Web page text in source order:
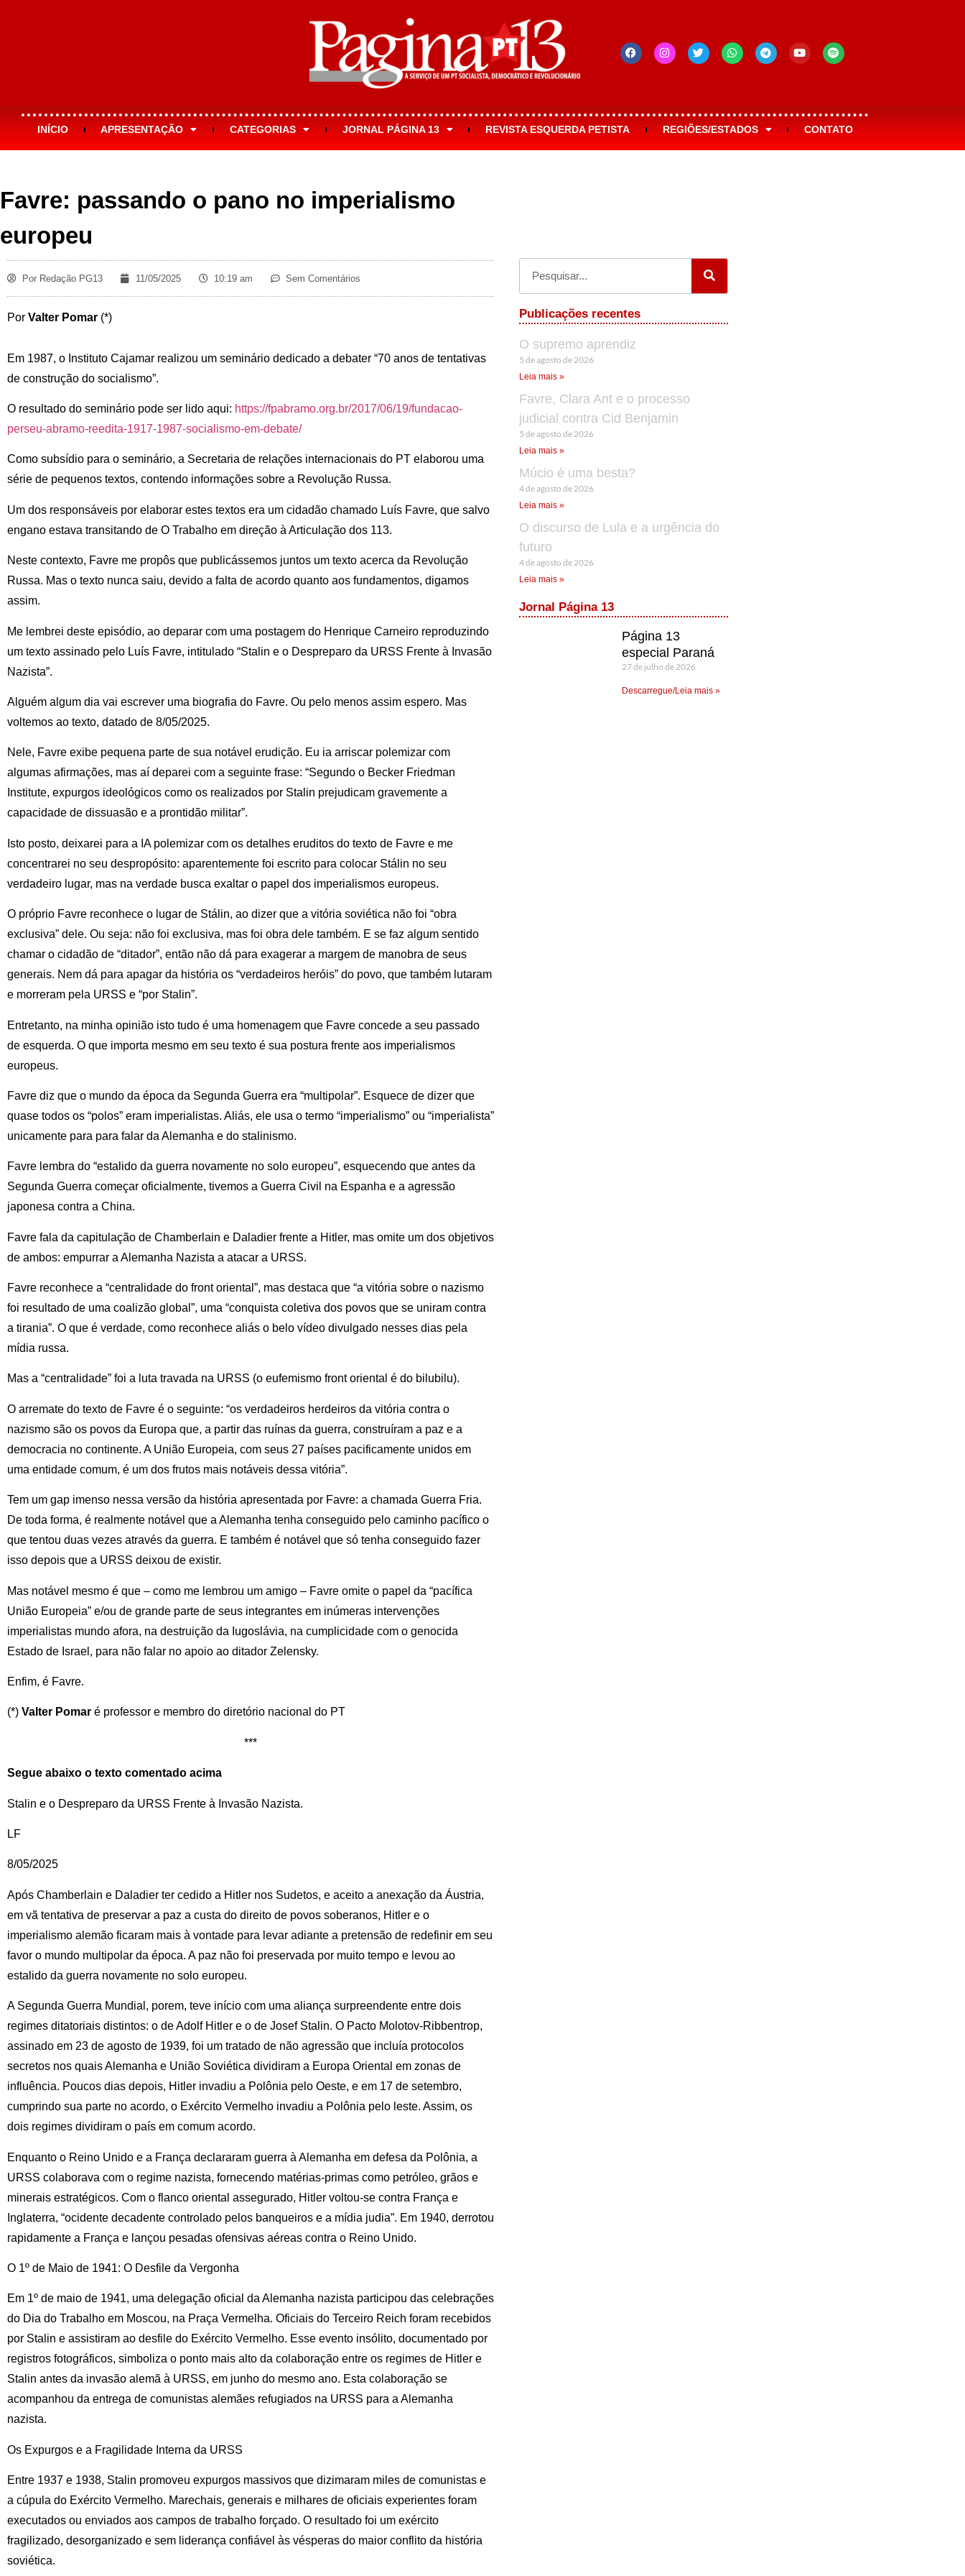
INÍCIO APRESENTAÇÃO CATEGORIAS JORNAL PÁGINA 13 REVISTA ESQUERDA PETISTA REGIÕES/ESTADOS CONTATO
Favre: passando o pano no imperialismo
europeu
Por Redação PG13 11/05/2025 10:19 am Sem Comentários
Por Valter Pomar (*)
Em 1987, o Instituto Cajamar realizou um seminário dedicado a debater “70 anos de tentativas
de construção do socialismo”.
O resultado do seminário pode ser lido aqui: https://fpabramo.org.br/2017/06/19/fundacao-
perseu-abramo-reedita-1917-1987-socialismo-em-debate/
Como subsídio para o seminário, a Secretaria de relações internacionais do PT elaborou uma
série de pequenos textos, contendo informações sobre a Revolução Russa.
Um dos responsáveis por elaborar estes textos era um cidadão chamado Luís Favre, que salvo
engano estava transitando de O Trabalho em direção à Articulação dos 113.
Neste contexto, Favre me propôs que publicássemos juntos um texto acerca da Revolução
Russa. Mas o texto nunca saiu, devido a falta de acordo quanto aos fundamentos, digamos
assim.
Me lembrei deste episódio, ao deparar com uma postagem do Henrique Carneiro reproduzindo
um texto assinado pelo Luís Favre, intitulado “Stalin e o Despreparo da URSS Frente à Invasão
Nazista”.
Alguém algum dia vai escrever uma biografia do Favre. Ou pelo menos assim espero. Mas
voltemos ao texto, datado de 8/05/2025.
Nele, Favre exibe pequena parte de sua notável erudição. Eu ia arriscar polemizar com
algumas afirmações, mas aí deparei com a seguinte frase: “Segundo o Becker Friedman
Institute, expurgos ideológicos como os realizados por Stalin prejudicam gravemente a
capacidade de dissuasão e a prontidão militar”.
Isto posto, deixarei para a IA polemizar com os detalhes eruditos do texto de Favre e me
concentrarei no seu despropósito: aparentemente foi escrito para colocar Stálin no seu
verdadeiro lugar, mas na verdade busca exaltar o papel dos imperialismos europeus.
O próprio Favre reconhece o lugar de Stálin, ao dizer que a vitória soviética não foi “obra
exclusiva” dele. Ou seja: não foi exclusiva, mas foi obra dele também. E se faz algum sentido
chamar o cidadão de “ditador”, então não dá para exagerar a margem de manobra de seus
generais. Nem dá para apagar da história os “verdadeiros heróis” do povo, que também lutaram
e morreram pela URSS e “por Stalin”.
Entretanto, na minha opinião isto tudo é uma homenagem que Favre concede a seu passado
de esquerda. O que importa mesmo em seu texto é sua postura frente aos imperialismos
europeus.
Favre diz que o mundo da época da Segunda Guerra era “multipolar”. Esquece de dizer que
quase todos os “polos” eram imperialistas. Aliás, ele usa o termo “imperialismo” ou “imperialista”
unicamente para para falar da Alemanha e do stalinismo.
Favre lembra do “estalido da guerra novamente no solo europeu”, esquecendo que antes da
Segunda Guerra começar oficialmente, tivemos a Guerra Civil na Espanha e a agressão
japonesa contra a China.
Favre fala da capitulação de Chamberlain e Daladier frente a Hitler, mas omite um dos objetivos
de ambos: empurrar a Alemanha Nazista a atacar a URSS.
Favre reconhece a “centralidade do front oriental”, mas destaca que “a vitória sobre o nazismo
foi resultado de uma coalizão global”, uma “conquista coletiva dos povos que se uniram contra
a tirania”. O que é verdade, como reconhece aliás o belo vídeo divulgado nesses dias pela
mídia russa.
Mas a “centralidade” foi a luta travada na URSS (o eufemismo front oriental é do bilubilu).
O arremate do texto de Favre é o seguinte: “os verdadeiros herdeiros da vitória contra o
nazismo são os povos da Europa que, a partir das ruínas da guerra, construíram a paz e a
democracia no continente. A União Europeia, com seus 27 países pacificamente unidos em
uma entidade comum, é um dos frutos mais notáveis dessa vitória”.
Tem um gap imenso nessa versão da história apresentada por Favre: a chamada Guerra Fria.
De toda forma, é realmente notável que a Alemanha tenha conseguido pelo caminho pacífico o
que tentou duas vezes através da guerra. E também é notável que só tenha conseguido fazer
isso depois que a URSS deixou de existir.
Mas notável mesmo é que – como me lembrou um amigo – Favre omite o papel da “pacífica
União Europeia” e/ou de grande parte de seus integrantes em inúmeras intervenções
imperialistas mundo afora, na destruição da Iugoslávia, na cumplicidade com o genocida
Estado de Israel, para não falar no apoio ao ditador Zelensky.
Enfim, é Favre.
(*) Valter Pomar é professor e membro do diretório nacional do PT
***
Segue abaixo o texto comentado acima
Stalin e o Despreparo da URSS Frente à Invasão Nazista.
LF
8/05/2025
Após Chamberlain e Daladier ter cedido a Hitler nos Sudetos, e aceito a anexação da Áustria,
em vã tentativa de preservar a paz a custa do direito de povos soberanos, Hitler e o
imperialismo alemão ficaram mais à vontade para levar adiante a pretensão de redefinir em seu
favor o mundo multipolar da época. A paz não foi preservada por muito tempo e levou ao
estalido da guerra novamente no solo europeu.
A Segunda Guerra Mundial, porem, teve início com uma aliança surpreendente entre dois
regimes ditatoriais distintos: o de Adolf Hitler e o de Josef Stalin. O Pacto Molotov-Ribbentrop,
assinado em 23 de agosto de 1939, foi um tratado de não agressão que incluía protocolos
secretos nos quais Alemanha e União Soviética dividiram a Europa Oriental em zonas de
influência. Poucos dias depois, Hitler invadiu a Polônia pelo Oeste, e em 17 de setembro,
cumprindo sua parte no acordo, o Exército Vermelho invadiu a Polônia pelo leste. Assim, os
dois regimes dividiram o país em comum acordo.
Enquanto o Reino Unido e a França declararam guerra à Alemanha em defesa da Polônia, a
URSS colaborava com o regime nazista, fornecendo matérias-primas como petróleo, grãos e
minerais estratégicos. Com o flanco oriental assegurado, Hitler voltou-se contra França e
Inglaterra, “ocidente decadente controlado pelos banqueiros e a mídia judia”. Em 1940, derrotou
rapidamente a França e lançou pesadas ofensivas aéreas contra o Reino Unido.
O 1º de Maio de 1941: O Desfile da Vergonha
Em 1º de maio de 1941, uma delegação oficial da Alemanha nazista participou das celebrações
do Dia do Trabalho em Moscou, na Praça Vermelha. Oficiais do Terceiro Reich foram recebidos
por Stalin e assistiram ao desfile do Exército Vermelho. Esse evento insólito, documentado por
registros fotográficos, simboliza o ponto mais alto da colaboração entre os regimes de Hitler e
Stalin antes da invasão alemã à URSS, em junho do mesmo ano. Esta colaboração se
acompanhou da entrega de comunistas alemães refugiados na URSS para a Alemanha
nazista.
Os Expurgos e a Fragilidade Interna da URSS
Entre 1937 e 1938, Stalin promoveu expurgos massivos que dizimaram miles de comunistas e
a cúpula do Exército Vermelho. Marechais, generais e milhares de oficiais experientes foram
executados ou enviados aos campos de trabalho forçado. O resultado foi um exército
fragilizado, desorganizado e sem liderança confiável às vésperas do maior conflito da história
soviética.
Publicações recentes
O supremo aprendiz
5 de agosto de 2026
Leia mais »
Favre, Clara Ant e o processo
judicial contra Cid Benjamin
5 de agosto de 2026
Leia mais »
Múcio é uma besta?
4 de agosto de 2026
Leia mais »
O discurso de Lula e a urgência do
futuro
4 de agosto de 2026
Leia mais »
Jornal Página 13
Página 13
especial Paraná
27 de julho de 2026
Descarregue/Leia mais »